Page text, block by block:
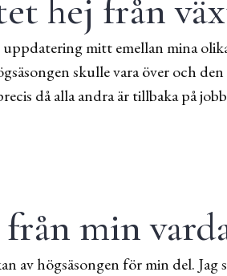
hej från
mitt emellan mina
skulle vara över och
då alla andra är tillbaka på
min
av högsäsongen för min del.